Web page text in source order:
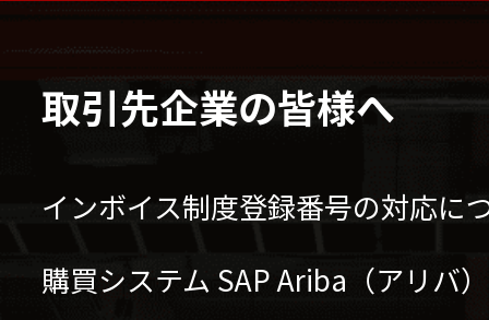
取引先企業の皆様へ
インボイス制度登録番号の対応に
購買システム SAP Ariba（アリバ